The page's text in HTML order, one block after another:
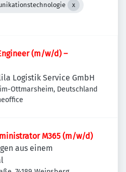
(m/w/d) –
Logistik Service GmbH
Ottmarsheim, Deutschland
M365 (m/w/d)
aus einem